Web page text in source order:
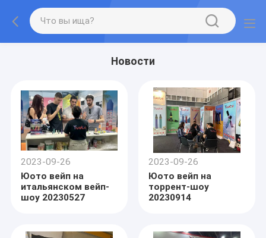
Новости
2023-09-26
Юото вейп на
итальянском вейп-
шоу 20230527
2023-09-26
Юото вейп на
торрент-шоу
20230914